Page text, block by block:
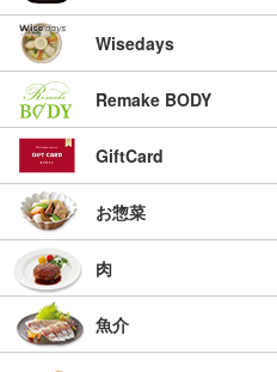
Wisedays
Remake BODY
GiftCard
お惣菜
肉
魚介